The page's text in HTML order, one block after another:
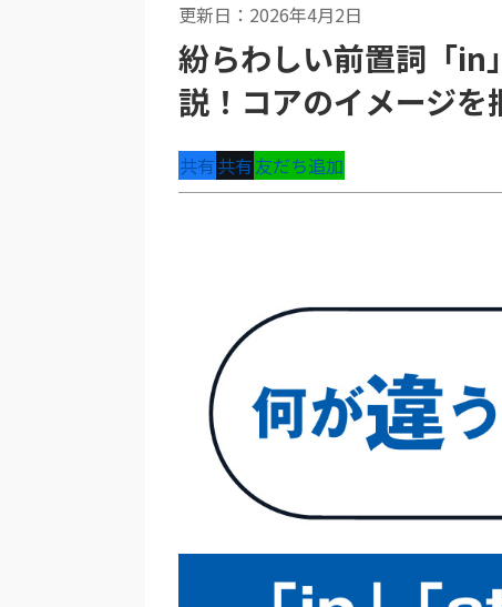
更新日：2026年4月2日
紛らわしい前置詞「in
説！コアのイメージを
共有共有友だち追加